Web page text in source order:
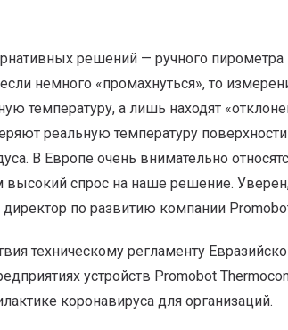
решений — ручного
немного «промахнуться», то
температуру, а лишь находят
реальную температуру
В Европе очень внимательно
спрос на наше решение.
по развитию компании
техническому регламенту
устройств Promobot
коронавируса для организаций.